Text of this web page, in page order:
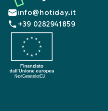
info@hotiday.it
+39 0282941859